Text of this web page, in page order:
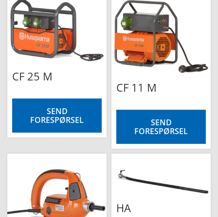
CF 25 M
SEND
FORESPØRSEL
CF 11 M
SEND
FORESPØRSEL
HA